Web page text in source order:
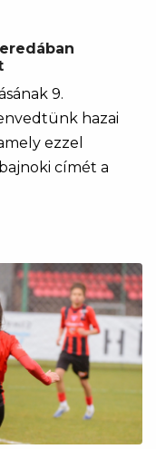
9.
hazai
ezzel
címét a